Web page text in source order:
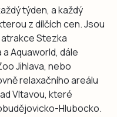
týden, a každý
z dílčích cen. Jsou
Stezka
Aquaworld, dále
Jihlava, nebo
relaxačního areálu
Vltavou, které
Hlubocko.